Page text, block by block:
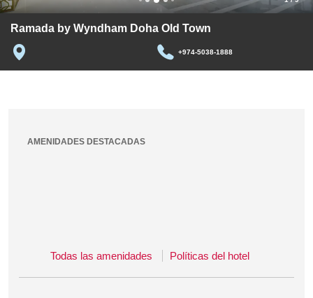
Ramada by Wyndham Doha Old Town
+974-5038-1888
AMENIDADES DESTACADAS
Todas las amenidades Políticas del hotel